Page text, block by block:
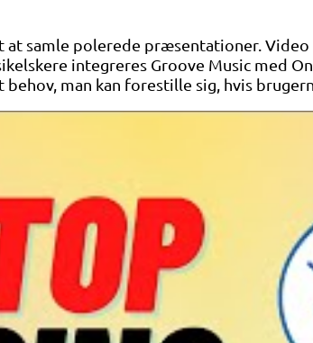
at samle polerede præsentationer.
integreres Groove Music med
man kan forestille sig, hvis